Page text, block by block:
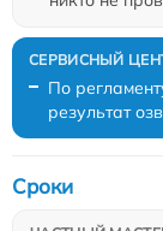
По
результат
Сроки